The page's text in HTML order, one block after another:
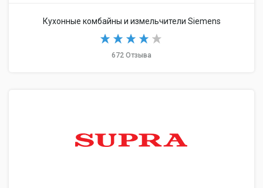
Кухонные комбайны и измельчители Siemens
672 Отзыва